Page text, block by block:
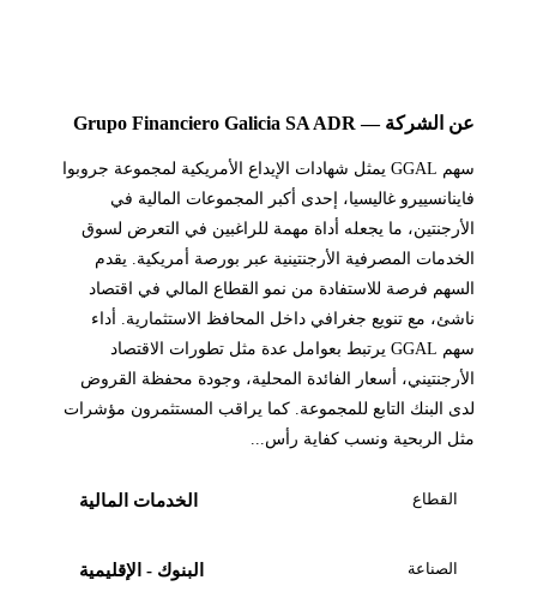
عن الشركة — Grupo Financiero Galicia SA ADR
سهم GGAL يمثل شهادات الإيداع الأمريكية لمجموعة جروبوا
فاينانسييرو غاليسيا، إحدى أكبر المجموعات المالية في
الأرجنتين، ما يجعله أداة مهمة للراغبين في التعرض لسوق
الخدمات المصرفية الأرجنتينية عبر بورصة أمريكية. يقدم
السهم فرصة للاستفادة من نمو القطاع المالي في اقتصاد
ناشئ، مع تنويع جغرافي داخل المحافظ الاستثمارية. أداء
سهم GGAL يرتبط بعوامل عدة مثل تطورات الاقتصاد
الأرجنتيني، أسعار الفائدة المحلية، وجودة محفظة القروض
لدى البنك التابع للمجموعة. كما يراقب المستثمرون مؤشرات
مثل الربحية ونسب كفاية رأس...
القطاع الخدمات المالية
الصناعة البنوك - الإقليمية